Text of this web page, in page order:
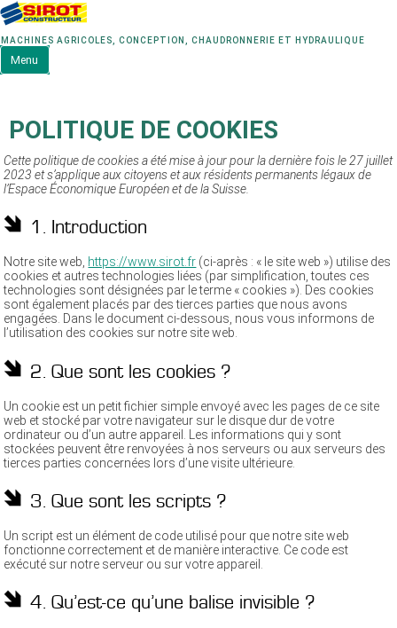
MACHINES AGRICOLES, CONCEPTION, CHAUDRONNERIE ET HYDRAULIQUE
Menu
POLITIQUE DE COOKIES
Cette politique de cookies a été mise à jour pour la dernière fois le 27 juillet
2023 et s’applique aux citoyens et aux résidents permanents légaux de
l’Espace Économique Européen et de la Suisse.
1. Introduction
Notre site web, https://www.sirot.fr (ci-après : « le site web ») utilise des
cookies et autres technologies liées (par simplification, toutes ces
technologies sont désignées par le terme « cookies »). Des cookies
sont également placés par des tierces parties que nous avons
engagées. Dans le document ci-dessous, nous vous informons de
l’utilisation des cookies sur notre site web.
2. Que sont les cookies ?
Un cookie est un petit fichier simple envoyé avec les pages de ce site
web et stocké par votre navigateur sur le disque dur de votre
ordinateur ou d’un autre appareil. Les informations qui y sont
stockées peuvent être renvoyées à nos serveurs ou aux serveurs des
tierces parties concernées lors d’une visite ultérieure.
3. Que sont les scripts ?
Un script est un élément de code utilisé pour que notre site web
fonctionne correctement et de manière interactive. Ce code est
exécuté sur notre serveur ou sur votre appareil.
4. Qu’est-ce qu’une balise invisible ?